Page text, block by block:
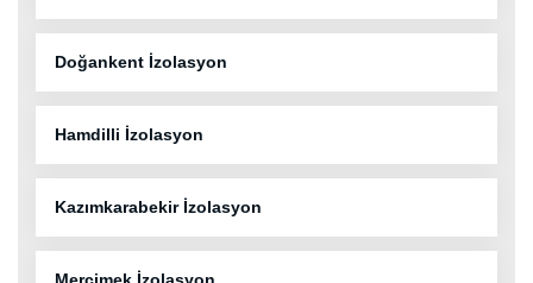
Doğankent İzolasyon
Hamdilli İzolasyon
Kazımkarabekir İzolasyon